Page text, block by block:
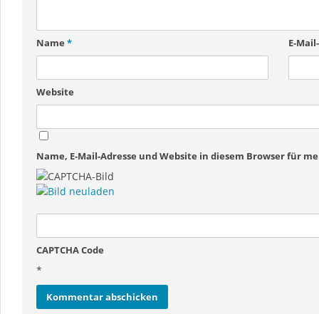
Name * E-
Website
Name, E-Mail-Adresse und Website in diesem Browser für
CAPTCHA Code
*